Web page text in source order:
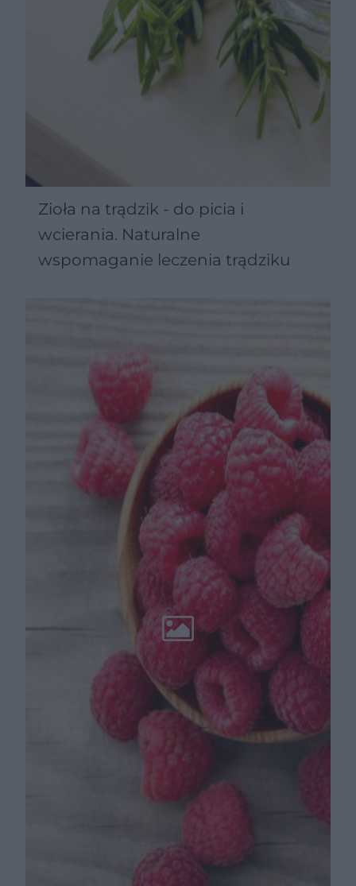
Zioła na trądzik - do picia i
wcierania. Naturalne
wspomaganie leczenia trądziku